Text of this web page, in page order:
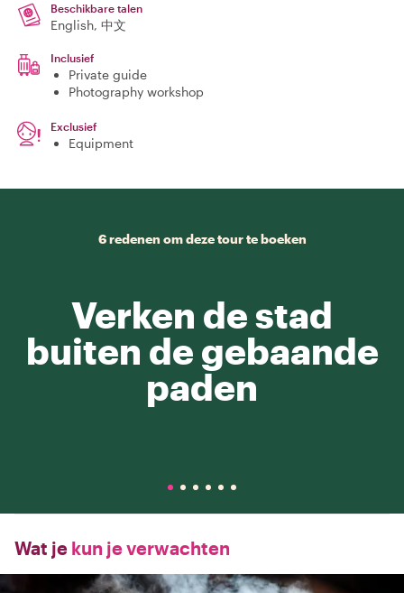
Beschikbare talen
English, 中文
Inclusief
Private guide
Photography workshop
Exclusief
Equipment
6 redenen om deze tour te boeken
Verken de stad
buiten de gebaande
paden
Wat je kun je verwachten